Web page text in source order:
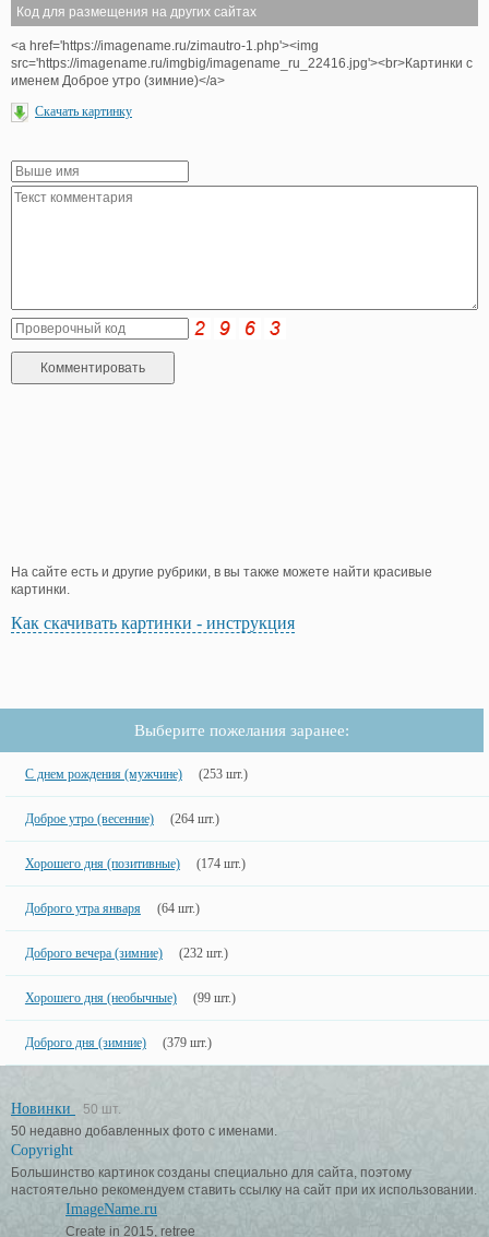
Код для размещения на других сайтах
<a href='https://imagename.ru/zimautro-1.php'><img
src='https://imagename.ru/imgbig/imagename_ru_22416.jpg'><br>Картинки с
именем Доброе утро (зимние)</a>
Скачать картинку
На сайте есть и другие рубрики, в вы также можете найти красивые
картинки.
Как скачивать картинки - инструкция
Выберите пожелания заранее:
С днем рождения (мужчине) (253 шт.)
Доброе утро (весенние) (264 шт.)
Хорошего дня (позитивные) (174 шт.)
Доброго утра января (64 шт.)
Доброго вечера (зимние) (232 шт.)
Хорошего дня (необычные) (99 шт.)
Доброго дня (зимние) (379 шт.)
Новинки
50 шт.
50 недавно добавленных фото с именами.
Copyright
Большинство картинок созданы специально для сайта, поэтому
настоятельно рекомендуем ставить ссылку на сайт при их использовании.
ImageName.ru
Create in 2015, retree